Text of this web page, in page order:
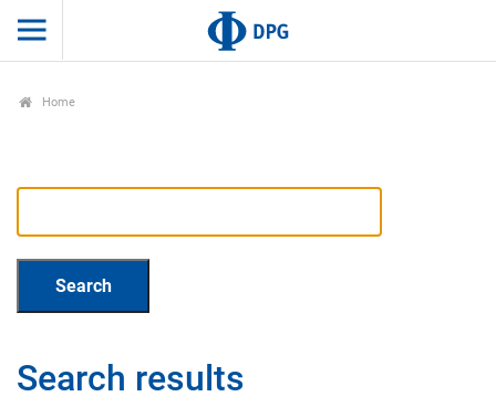
Home
Search results